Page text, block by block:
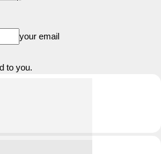
your email
to you.